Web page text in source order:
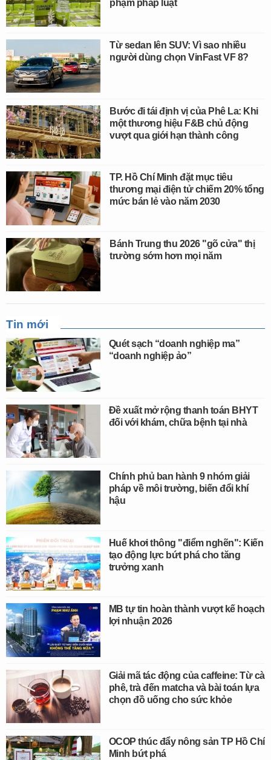
phạm pháp luật
Từ sedan lên SUV: Vì sao nhiều
người dùng chọn VinFast VF 8?
Bước đi tái định vị của Phê La: Khi
một thương hiệu F&B chủ động
vượt qua giới hạn thành công
TP. Hồ Chí Minh đặt mục tiêu
thương mại điện tử chiếm 20% tổng
mức bán lẻ vào năm 2030
Bánh Trung thu 2026 "gõ cửa" thị
trường sớm hơn mọi năm
Tin mới
Quét sạch “doanh nghiệp ma”
“doanh nghiệp ảo”
Đề xuất mở rộng thanh toán BHYT
đối với khám, chữa bệnh tại nhà
Chính phủ ban hành 9 nhóm giải
pháp về môi trường, biến đổi khí
hậu
Huế khơi thông "điểm nghẽn": Kiến
tạo động lực bứt phá cho tăng
trưởng xanh
MB tự tin hoàn thành vượt kế hoạch
lợi nhuận 2026
Giải mã tác động của caffeine: Từ cà
phê, trà đến matcha và bài toán lựa
chọn đồ uống cho sức khỏe
OCOP thúc đẩy nông sản TP Hồ Chí
Minh bứt phá